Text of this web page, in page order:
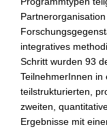
integratives
Schritt wurden 93
TeilnehmerInnen in
teilstrukturierten,
zweiten,
Ergebnisse mit